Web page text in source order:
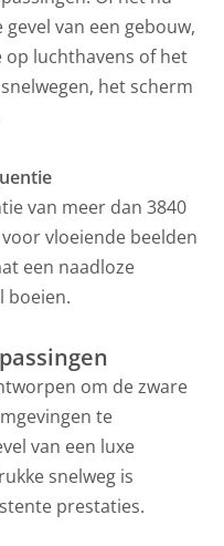
van een gebouw,
luchthavens of het
het scherm
van meer dan 3840
vloeiende beelden
een naadloze
boeien.
om de zware
te
van een luxe
snelweg is
prestaties.